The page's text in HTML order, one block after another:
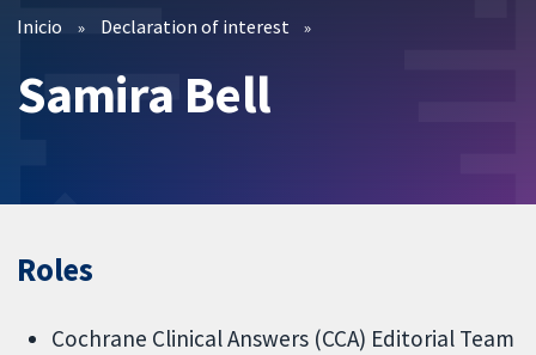
Filtros
Inicio Declaration of interest
Samira Bell
Roles
Cochrane Clinical Answers (CCA) Editorial Team